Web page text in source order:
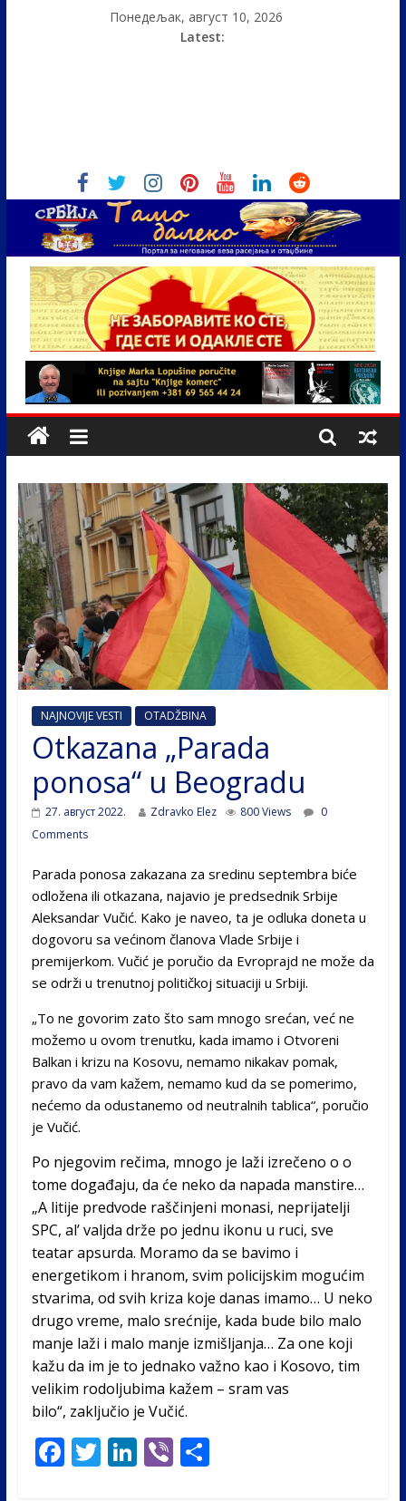
Понедељак, август 10, 2026
Latest:
NAJNOVIJE VESTI OTADŽBINA
Otkazana „Parada
ponosa“ u Beogradu
27. август 2022. Zdravko Elez 800 Views
0
Comments
Parada ponosa zakazana za sredinu septembra biće
odložena ili otkazana, najavio je predsednik Srbije
Aleksandar Vučić. Kako je naveo, ta je odluka doneta u
dogovoru sa većinom članova Vlade Srbije i
premijerkom. Vučić je poručio da Evroprajd ne može da
se održi u trenutnoj političkoj situaciji u Srbiji.
„To ne govorim zato što sam mnogo srećan, već ne
možemo u ovom trenutku, kada imamo i Otvoreni
Balkan i krizu na Kosovu, nemamo nikakav pomak,
pravo da vam kažem, nemamo kud da se pomerimo,
nećemo da odustanemo od neutralnih tablica“, poručio
je Vučić.
Po njegovim rečima, mnogo je laži izrečeno o o
tome događaju, da će neko da napada manstire…
„A litije predvode raščinjeni monasi, neprijatelji
SPC, al’ valjda drže po jednu ikonu u ruci, sve
teatar apsurda. Moramo da se bavimo i
energetikom i hranom, svim policijskim mogućim
stvarima, od svih kriza koje danas imamo… U neko
drugo vreme, malo srećnije, kada bude bilo malo
manje laži i malo manje izmišljanja… Za one koji
kažu da im je to jednako važno kao i Kosovo, tim
velikim rodoljubima kažem – sram vas
bilo“, zaključio je Vučić.
F
ac
T
w
Li
n
Vi
b
S